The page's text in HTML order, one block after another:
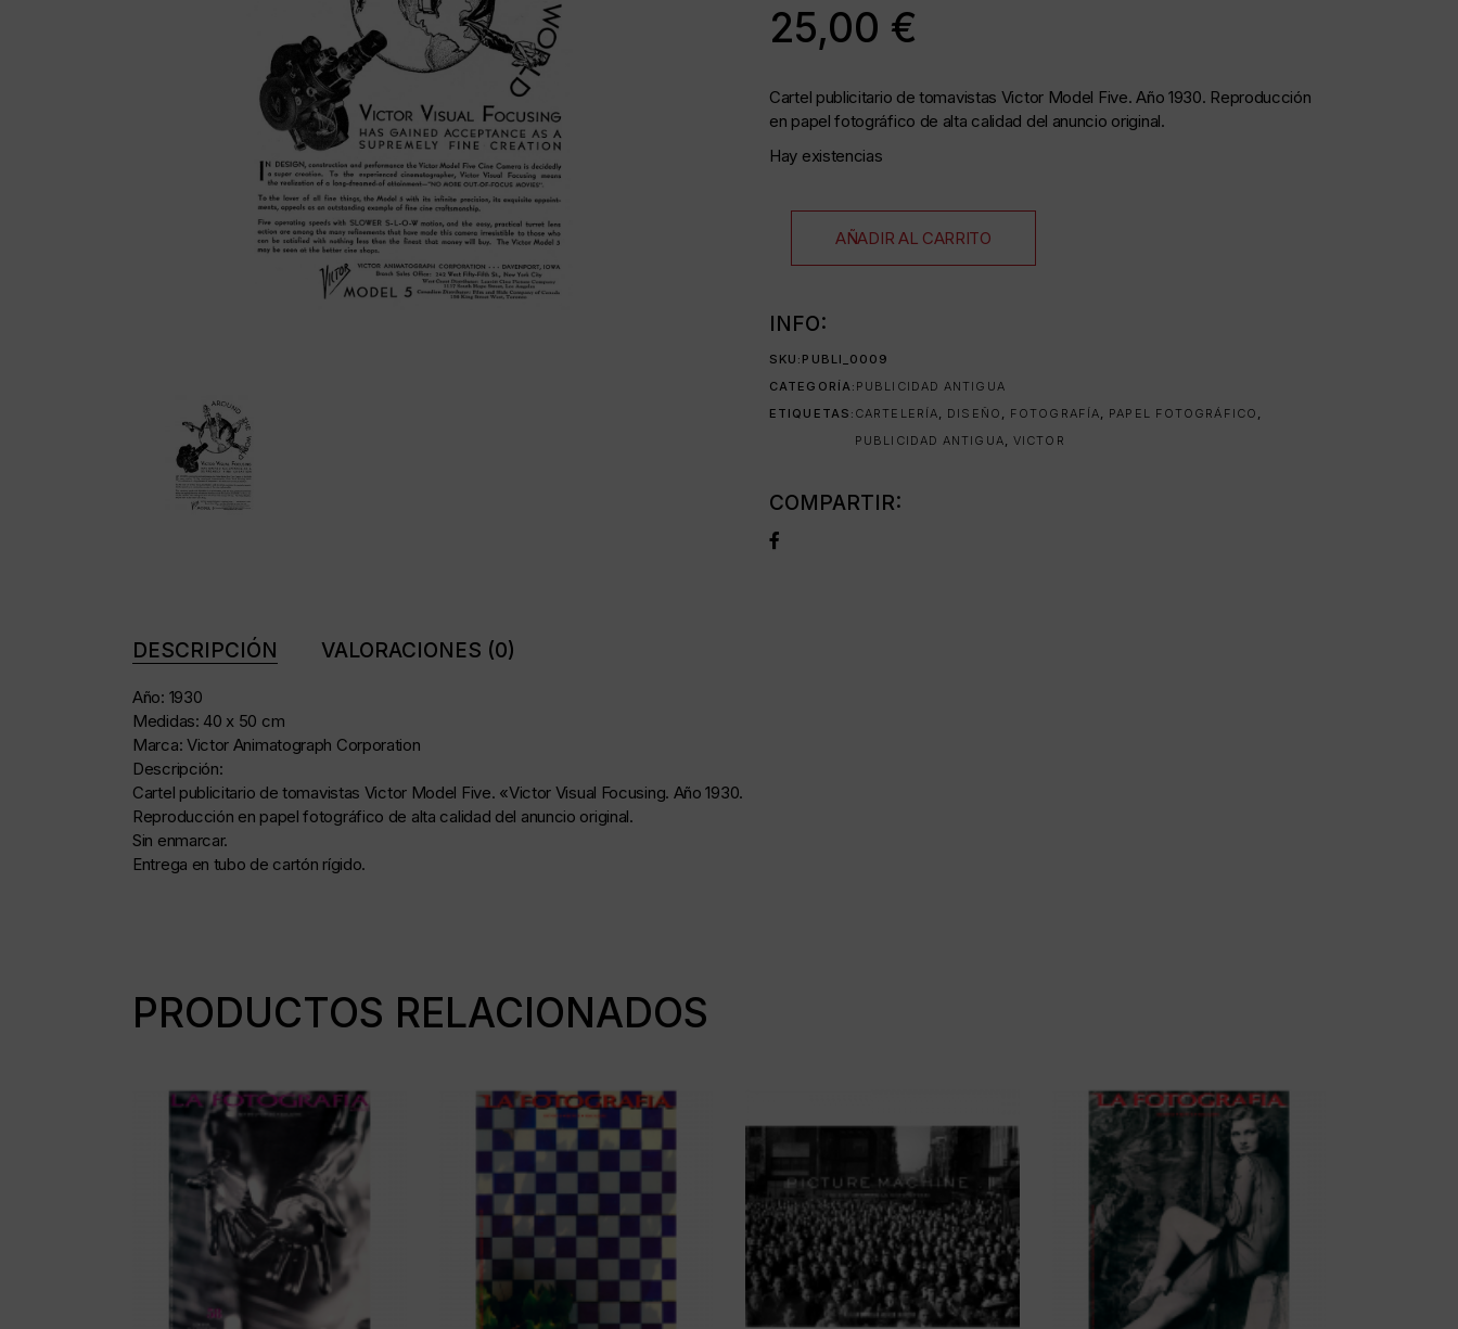
Cámaras disc
Cámaras instantáneas
Cámaras miniatura
Cámaras réflex de 2
objetivos
Cámaras réflex de 35 mm
Cámaras telemétricas
Proyectores
25,00 €
Cartel publicitario de tomavistas Victor Model Five. Año 1930. Reproducción
en papel fotográfico de alta calidad del anuncio original.
Hay existencias
AÑADIR AL CARRITO
INFO:
SKU: PUBLI_0009
CATEGORÍA: PUBLICIDAD ANTIGUA
ETIQUETAS: CARTELERÍA, DISEÑO , FOTOGRAFÍA, PAPEL FOTOGRÁFICO ,
PUBLICIDAD ANTIGUA,VICTOR
COMPARTIR:
DESCRIPCIÓN VALORACIONES (0)
Año: 1930
Medidas: 40 x 50 cm
Marca: Victor Animatograph Corporation
Descripción:
Cartel publicitario de tomavistas Victor Model Five. «Victor Visual Focusing. Año 1930.
Reproducción en papel fotográfico de alta calidad del anuncio original.
Sin enmarcar.
Entrega en tubo de cartón rígido.
PRODUCTOS RELACIONADOS